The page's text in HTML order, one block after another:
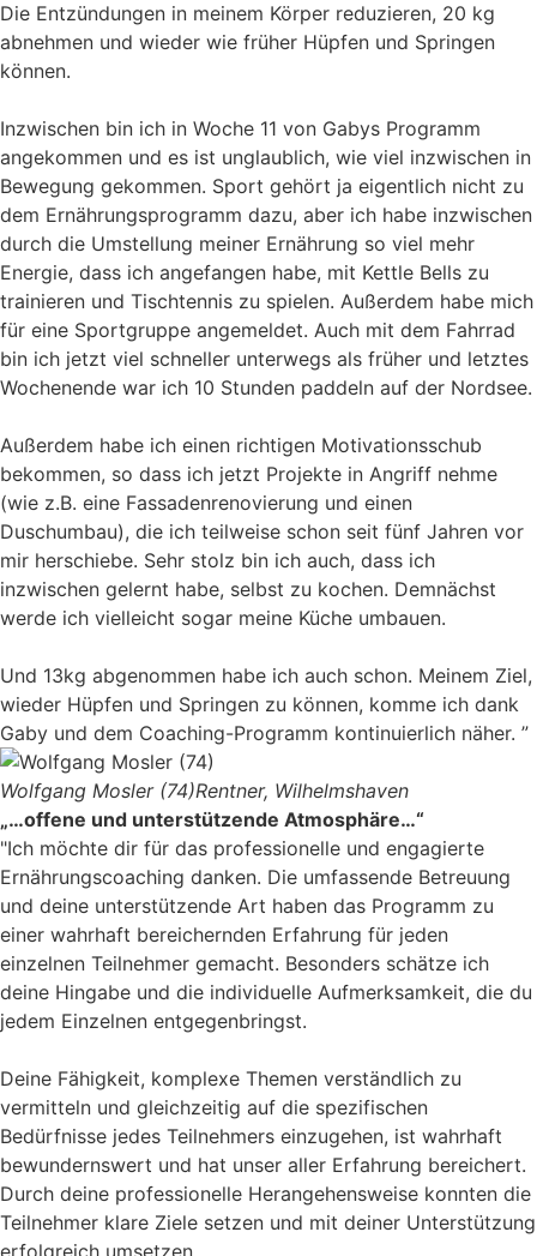
Die Entzündungen in meinem Körper reduzieren, 20 kg
abnehmen und wieder wie früher Hüpfen und Springen
können.
Inzwischen bin ich in Woche 11 von Gabys Programm
angekommen und es ist unglaublich, wie viel inzwischen in
Bewegung gekommen. Sport gehört ja eigentlich nicht zu
dem Ernährungsprogramm dazu, aber ich habe inzwischen
durch die Umstellung meiner Ernährung so viel mehr
Energie, dass ich angefangen habe, mit Kettle Bells zu
trainieren und Tischtennis zu spielen. Außerdem habe mich
für eine Sportgruppe angemeldet. Auch mit dem Fahrrad
bin ich jetzt viel schneller unterwegs als früher und letztes
Wochenende war ich 10 Stunden paddeln auf der Nordsee.
Außerdem habe ich einen richtigen Motivationsschub
bekommen, so dass ich jetzt Projekte in Angriff nehme
(wie z.B. eine Fassadenrenovierung und einen
Duschumbau), die ich teilweise schon seit fünf Jahren vor
mir herschiebe. Sehr stolz bin ich auch, dass ich
inzwischen gelernt habe, selbst zu kochen. Demnächst
werde ich vielleicht sogar meine Küche umbauen.
Und 13kg abgenommen habe ich auch schon. Meinem Ziel,
wieder Hüpfen und Springen zu können, komme ich dank
Gaby und dem Coaching-Programm kontinuierlich näher. ”
Wolfgang Mosler (74)Rentner, Wilhelmshaven
„…offene und unterstützende Atmosphäre…“
"Ich möchte dir für das professionelle und engagierte
Ernährungscoaching danken. Die umfassende Betreuung
und deine unterstützende Art haben das Programm zu
einer wahrhaft bereichernden Erfahrung für jeden
einzelnen Teilnehmer gemacht. Besonders schätze ich
deine Hingabe und die individuelle Aufmerksamkeit, die du
jedem Einzelnen entgegenbringst.
Deine Fähigkeit, komplexe Themen verständlich zu
vermitteln und gleichzeitig auf die spezifischen
Bedürfnisse jedes Teilnehmers einzugehen, ist wahrhaft
bewundernswert und hat unser aller Erfahrung bereichert.
Durch deine professionelle Herangehensweise konnten die
Teilnehmer klare Ziele setzen und mit deiner Unterstützung